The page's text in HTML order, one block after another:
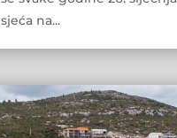
na...